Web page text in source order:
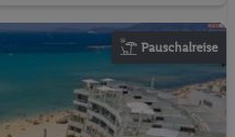
Pauschalreise